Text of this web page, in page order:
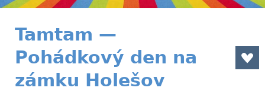
Tamtam —
Pohádkový den na
zámku Holešov